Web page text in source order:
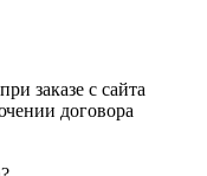
заказе с сайта
договора